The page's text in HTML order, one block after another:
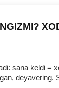
sana keldi =